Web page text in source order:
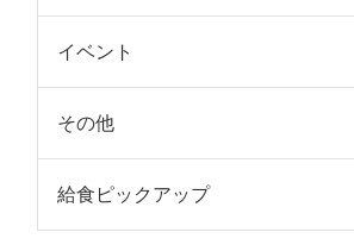
イベント
その他
給食ピックアップ